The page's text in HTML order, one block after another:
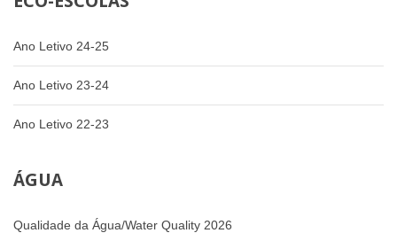
Ano Letivo 24-25
Ano Letivo 23-24
Ano Letivo 22-23
ÁGUA
Qualidade da Água/Water Quality 2026